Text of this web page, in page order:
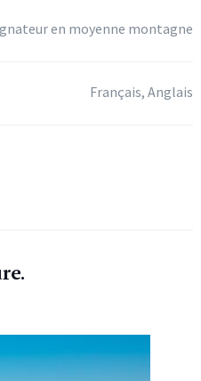
en moyenne montagne
Français, Anglais